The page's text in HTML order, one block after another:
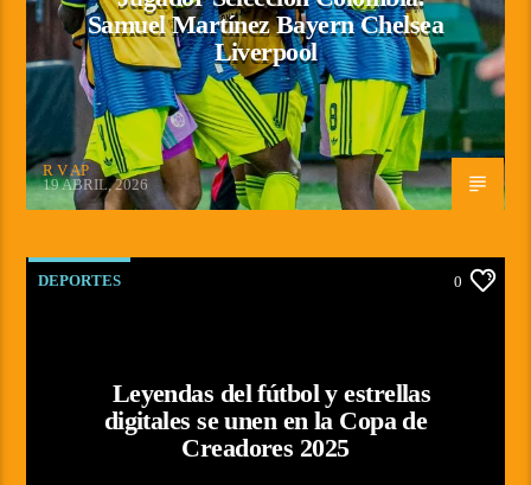
Samuel Martínez Bayern Chelsea
Liverpool
R V AP
19 ABRIL, 2026
DEPORTES 0
Leyendas del fútbol y estrellas
digitales se unen en la Copa de
Creadores 2025